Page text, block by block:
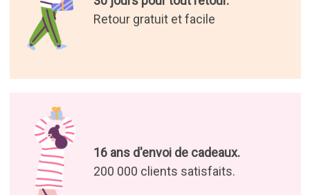
Retour gratuit et facile
16 ans d'envoi de cadeaux.
200 000 clients satisfaits.